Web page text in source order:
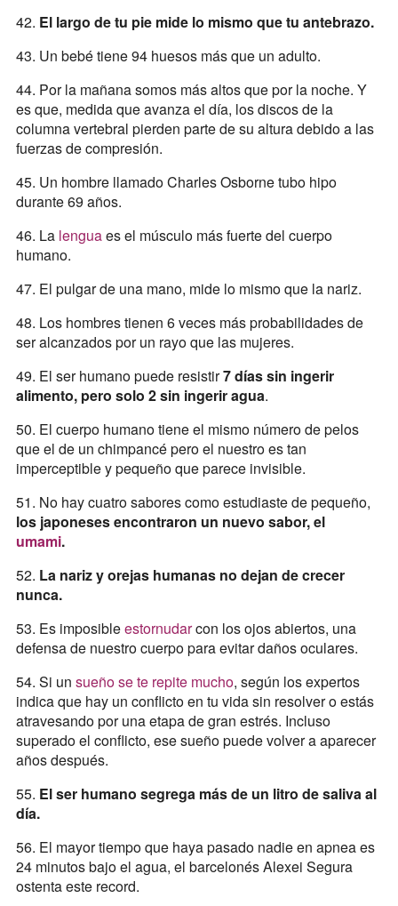
42. El largo de tu pie mide lo mismo que tu antebrazo.
43. Un bebé tiene 94 huesos más que un adulto.
44. Por la mañana somos más altos que por la noche. Y
es que, medida que avanza el día, los discos de la
columna vertebral pierden parte de su altura debido a las
fuerzas de compresión.
45. Un hombre llamado Charles Osborne tubo hipo
durante 69 años.
46. La lenguaes el músculo más fuerte del cuerpo
humano.
47. El pulgar de una mano, mide lo mismo que la nariz.
48. Los hombres tienen 6 veces más probabilidades de
ser alcanzados por un rayo que las mujeres.
49. El ser humano puede resistir7 días sin ingerir
alimento, pero solo 2 sin ingerir agua.
50. El cuerpo humano tiene el mismo número de pelos
que el de un chimpancé pero el nuestro es tan
imperceptible y pequeño que parece invisible.
51. No hay cuatro sabores como estudiaste de pequeño,
los japoneses encontraron un nuevo sabor, el
umami.
52. La nariz y orejas humanas no dejan de crecer
nunca.
53. Es imposibleestornudarcon los ojos abiertos, una
defensa de nuestro cuerpo para evitar daños oculares.
54. Si un sueño se te repite mucho, según los expertos
indica que hay un conflicto en tu vida sin resolver o estás
atravesando por una etapa de gran estrés. Incluso
superado el conflicto, ese sueño puede volver a aparecer
años después.
55. El ser humano segrega más de un litro de saliva al
día.
56. El mayor tiempo que haya pasado nadie en apnea es
24 minutos bajo el agua, el barcelonés Alexei Segura
ostenta este record.